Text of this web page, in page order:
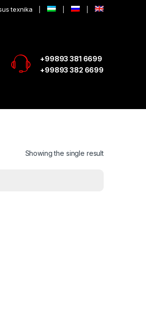
texnika
+99893 381 6699
+99893 382 6699
Showing the single result